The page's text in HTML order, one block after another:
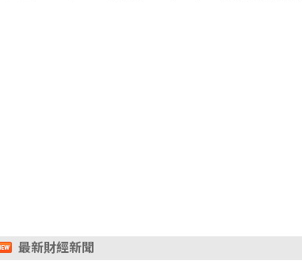
最新財經新聞